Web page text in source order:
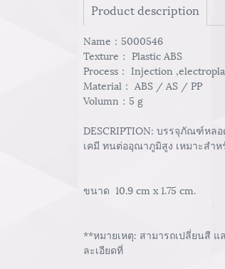
Product description
Name：5000546
Texture： Plastic ABS
Process： Injection
Material： ABS / AS / PP
Volumn：5 g
DESCRIPTION: บรรจุภัณฑ์หล
เคมี ทนต่ออุณาภูมิสูง เหมาะสำ
ขนาด 10.9 cm x 1.75 cm.
**หมายเหตุ: สามารถเปลี่ยนสี แ
ละเอียดที่